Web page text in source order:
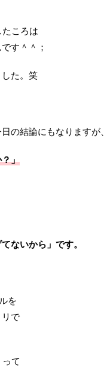
ころは
す＾＾；
た。笑
の結論にもなりますが、
」
ないから」です。
を
リで
て